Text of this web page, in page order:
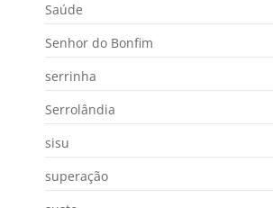
Saúde
Senhor do Bonfim
serrinha
Serrolândia
sisu
superação